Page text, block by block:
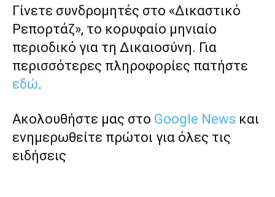
Γίνετε συνδρομητές στο «Δικαστικό
Ρεπορτάζ», το κορυφαίο μηνιαίο
περιοδικό για τη Δικαιοσύνη. Για
περισσότερες πληροφορίες πατήστε
εδώ.
Ακολουθήστε μας στο Google News και
ενημερωθείτε πρώτοι για όλες τις
ειδήσεις